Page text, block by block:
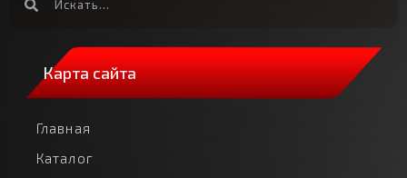
Карта сайта
Главная
Каталог